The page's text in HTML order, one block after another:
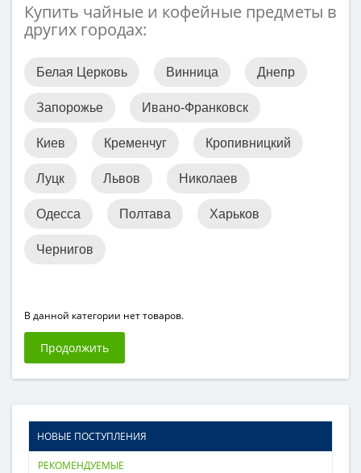
Купить чайные и кофейные предметы в
других городах:
Белая Церковь Винница Днепр
Запорожье Ивано-Франковск
Киев Кременчуг Кропивницкий
Луцк Львов Николаев
Одесса Полтава Харьков
Чернигов
В данной категории нет товаров.
Продолжить
НОВЫЕ ПОСТУПЛЕНИЯ
РЕКОМЕНДУЕМЫЕ